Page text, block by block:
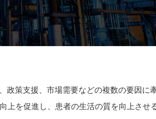
政策支援、市場需要などの複数の要因に
上を促進し、患者の生活の質を向上させ